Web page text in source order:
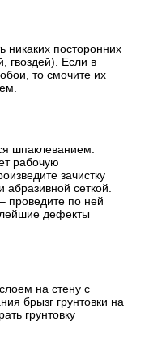
никаких посторонних
гвоздей). Если в
то смочите их
шпаклеванием.
рабочую
зачистку
абразивной сеткой.
проведите по ней
дефекты
на стену с
брызг грунтовки на
грунтовку